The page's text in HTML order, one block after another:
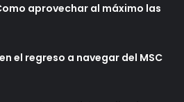
aprovechar al máximo las
el regreso a navegar del MSC